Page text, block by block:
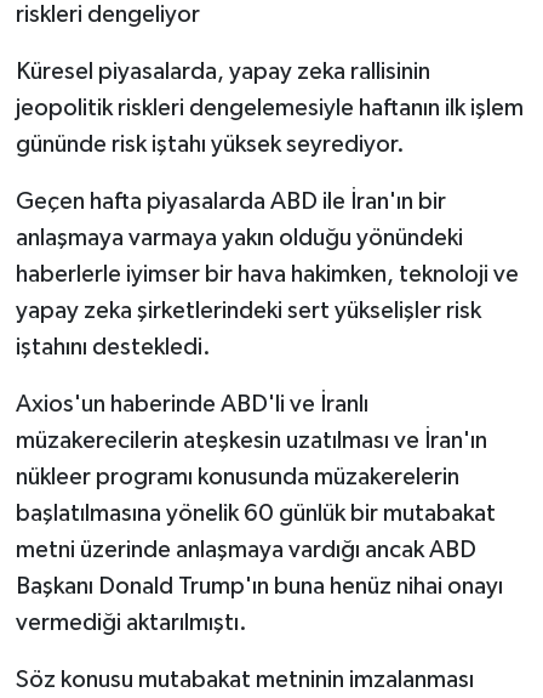
riskleri dengeliyor
Küresel piyasalarda, yapay zeka rallisinin
jeopolitik riskleri dengelemesiyle haftanın ilk işlem
gününde risk iştahı yüksek seyrediyor.
Geçen hafta piyasalarda ABD ile İran'ın bir
anlaşmaya varmaya yakın olduğu yönündeki
haberlerle iyimser bir hava hakimken, teknoloji ve
yapay zeka şirketlerindeki sert yükselişler risk
iştahını destekledi.
Axios'un haberinde ABD'li ve İranlı
müzakerecilerin ateşkesin uzatılması ve İran'ın
nükleer programı konusunda müzakerelerin
başlatılmasına yönelik 60 günlük bir mutabakat
metni üzerinde anlaşmaya vardığı ancak ABD
Başkanı Donald Trump'ın buna henüz nihai onayı
vermediği aktarılmıştı.
Söz konusu mutabakat metninin imzalanması